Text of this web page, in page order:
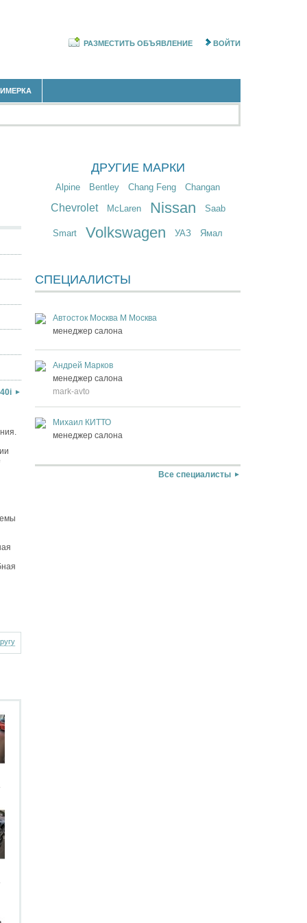
РАЗМЕСТИТЬ ОБЪЯВЛЕНИЕ ВОЙТИ
ДРУГИЕ МАРКИ
Alpine Bentley Chang Feng Changan
Chevrolet McLaren Nissan Saab
Smart Volkswagen УАЗ Ямал
СПЕЦИАЛИСТЫ
Автосток Москва М Москва
менеджер салона
Андрей Марков
менеджер салона
mark-avto
Михаил КИТТО
менеджер салона
Все специалисты